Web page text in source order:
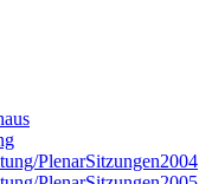
PlenarSitzungen2004